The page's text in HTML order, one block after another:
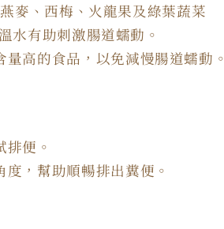
麥、西梅、火龍果及綠葉蔬菜
水有助刺激腸道蠕動。
高的食品，以免減慢腸道蠕動。
便。
，幫助順暢排出糞便。